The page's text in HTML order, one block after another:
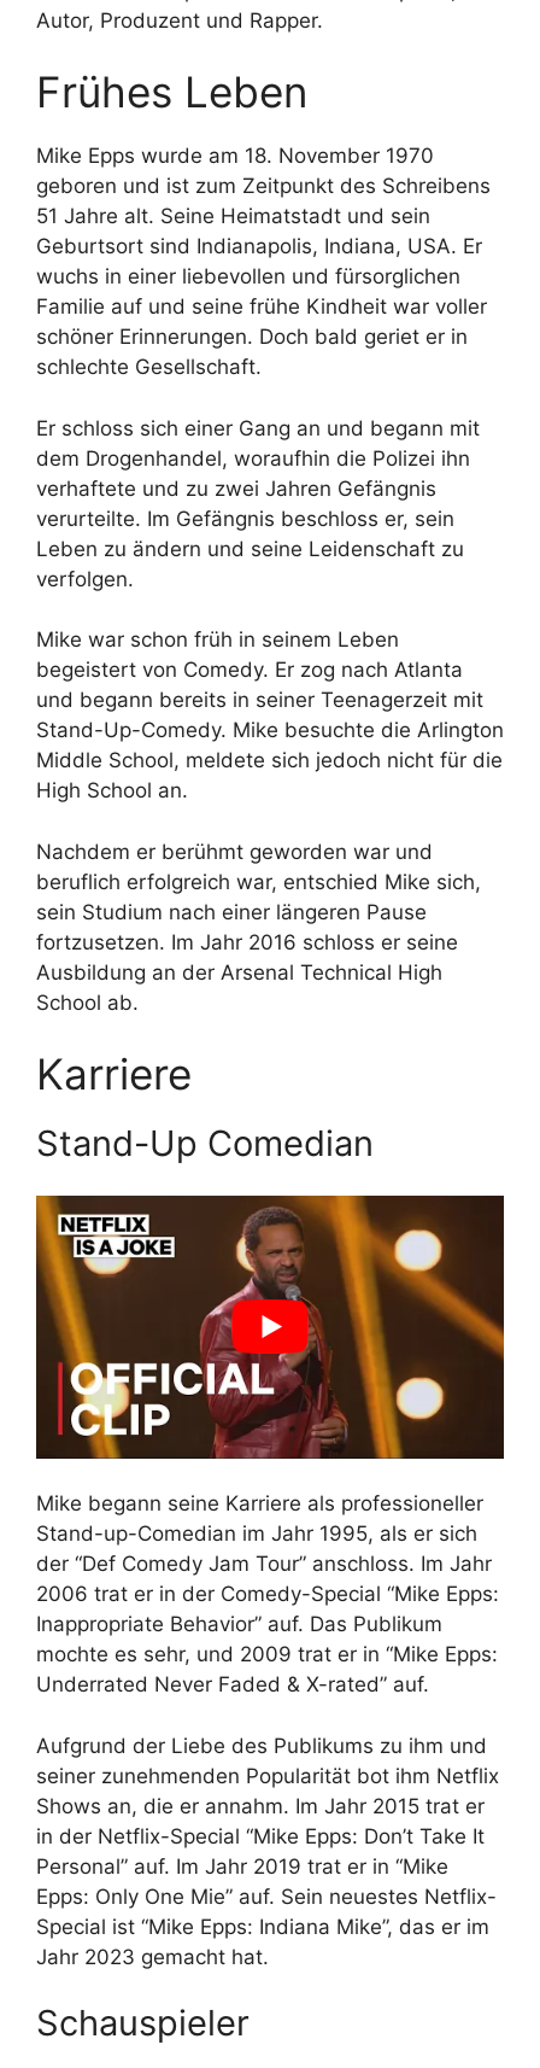
Autor, Produzent und Rapper.
Frühes Leben
Mike Epps wurde am 18. November 1970
geboren und ist zum Zeitpunkt des Schreibens
51 Jahre alt. Seine Heimatstadt und sein
Geburtsort sind Indianapolis, Indiana, USA. Er
wuchs in einer liebevollen und fürsorglichen
Familie auf und seine frühe Kindheit war voller
schöner Erinnerungen. Doch bald geriet er in
schlechte Gesellschaft.
Er schloss sich einer Gang an und begann mit
dem Drogenhandel, woraufhin die Polizei ihn
verhaftete und zu zwei Jahren Gefängnis
verurteilte. Im Gefängnis beschloss er, sein
Leben zu ändern und seine Leidenschaft zu
verfolgen.
Mike war schon früh in seinem Leben
begeistert von Comedy. Er zog nach Atlanta
und begann bereits in seiner Teenagerzeit mit
Stand-Up-Comedy. Mike besuchte die Arlington
Middle School, meldete sich jedoch nicht für die
High School an.
Nachdem er berühmt geworden war und
beruflich erfolgreich war, entschied Mike sich,
sein Studium nach einer längeren Pause
fortzusetzen. Im Jahr 2016 schloss er seine
Ausbildung an der Arsenal Technical High
School ab.
Karriere
Stand-Up Comedian
Mike begann seine Karriere als professioneller
Stand-up-Comedian im Jahr 1995, als er sich
der “Def Comedy Jam Tour” anschloss. Im Jahr
2006 trat er in der Comedy-Special “Mike Epps:
Inappropriate Behavior” auf. Das Publikum
mochte es sehr, und 2009 trat er in “Mike Epps:
Underrated Never Faded & X-rated” auf.
Aufgrund der Liebe des Publikums zu ihm und
seiner zunehmenden Popularität bot ihm Netflix
Shows an, die er annahm. Im Jahr 2015 trat er
in der Netflix-Special “Mike Epps: Don’t Take It
Personal” auf. Im Jahr 2019 trat er in “Mike
Epps: Only One Mie” auf. Sein neuestes Netflix-
Special ist “Mike Epps: Indiana Mike”, das er im
Jahr 2023 gemacht hat.
Schauspieler